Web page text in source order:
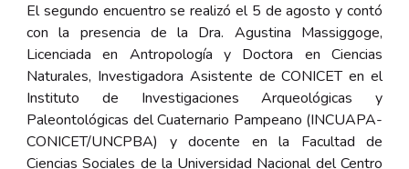
El segundo encuentro se realizó el 5 de agosto y contó
con la presencia de la Dra. Agustina Massiggoge,
Licenciada en Antropología y Doctora en Ciencias
Naturales, Investigadora Asistente de CONICET en el
Instituto de Investigaciones Arqueológicas y
Paleontológicas del Cuaternario Pampeano (INCUAPA-
CONICET/UNCPBA) y docente en la Facultad de
Ciencias Sociales de la Universidad Nacional del Centro